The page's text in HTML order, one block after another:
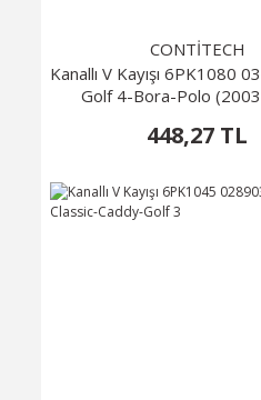
CONTİTECH
Kanallı V Kayışı 6PK1080
Golf 4-Bora-Polo
448,27 TL